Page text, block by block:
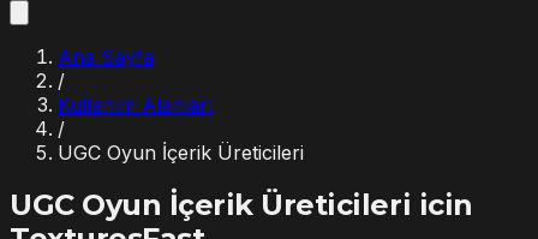
Ana Sayfa
/
Kullanım Alanları
/
UGC Oyun İçerik Üreticileri
UGC Oyun İçerik Üreticileri icin